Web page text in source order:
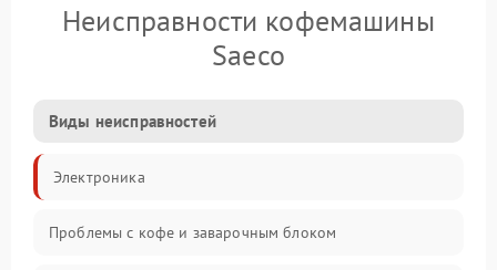
Неисправности кофемашины
Saeco
Виды неисправностей
Электроника
Проблемы с кофе и заварочным блоком